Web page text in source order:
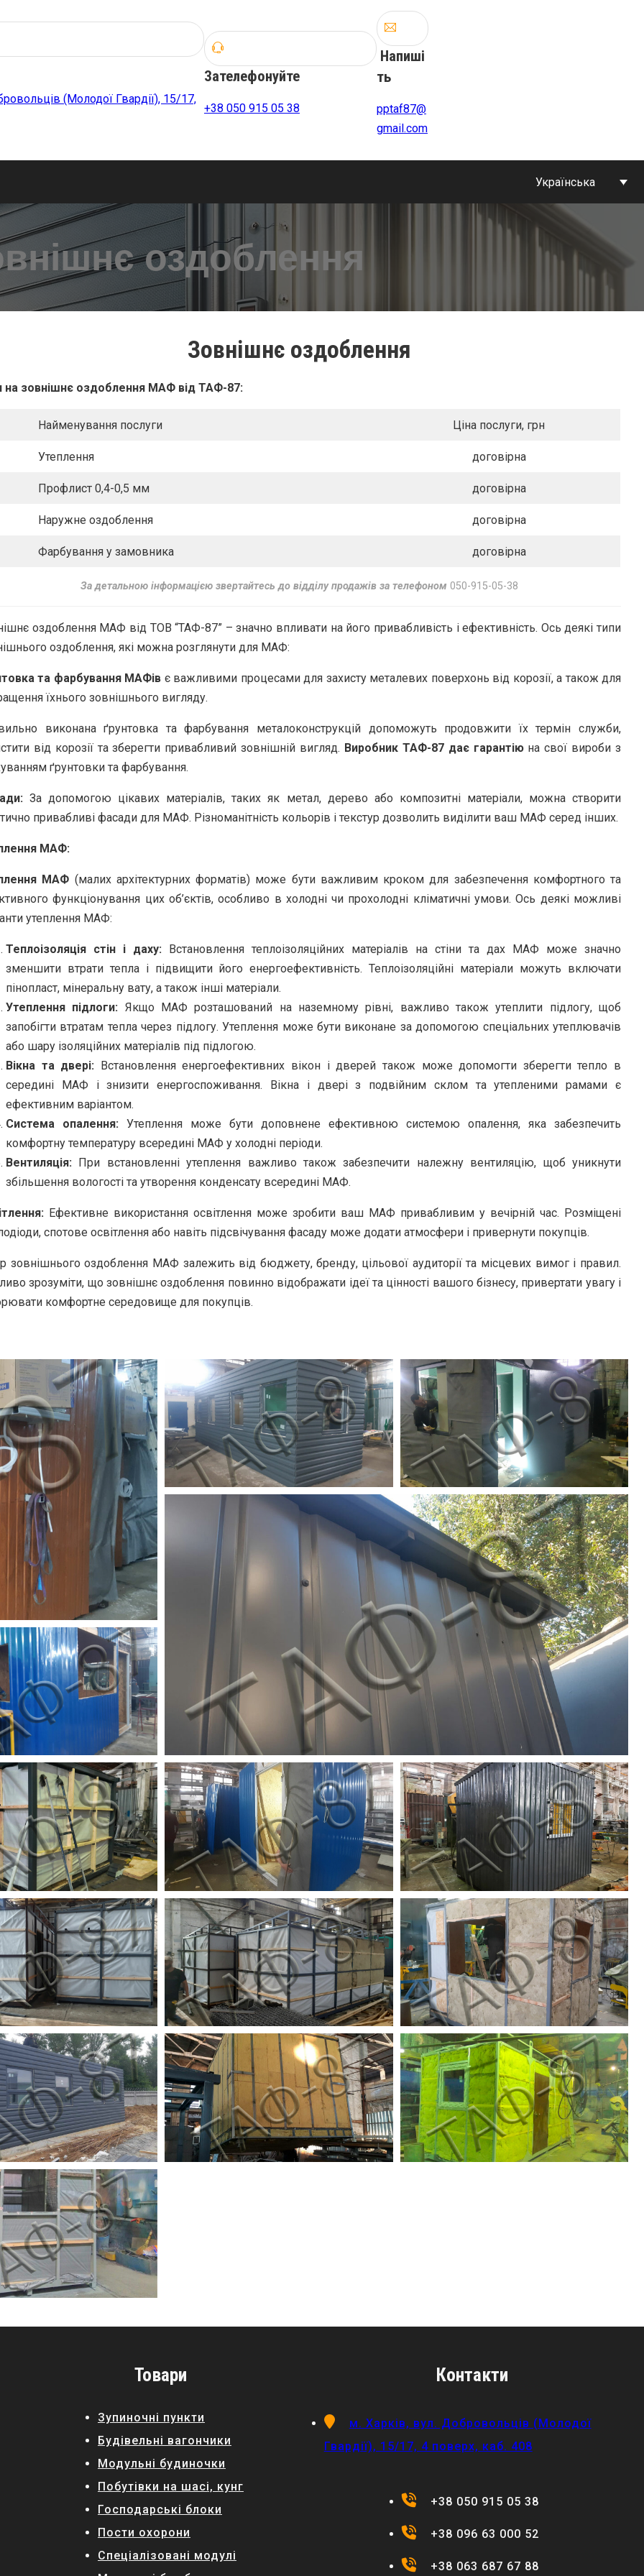
(Молодої Гвардії), 15/17,
Зателефонуйте
+38 050 915 05 38
Напиші
ть
pptaf87@
gmail.com
Українська
оздоблення
Зовнішнє оздоблення
на зовнішнє оздоблення МАФ від ТАФ-87:
Найменування послуги Ціна послуги, грн
Утеплення договірна
Профлист 0,4-0,5 мм договірна
Наружне оздоблення договірна
Фарбування у замовника договірна
За детальною інформацією звертайтесь до відділу продажів за телефоном 050-915-05-38
оздоблення МАФ від ТОВ “ТАФ-87” – значно впливати на його привабливість і ефективність. Ось деякі типи
оздоблення, які можна розглянути для МАФ:
та фарбування МАФів є важливими процесами для захисту металевих поверхонь від корозії, а також для
їхнього зовнішнього вигляду.
виконана ґрунтовка та фарбування металоконструкцій допоможуть продовжити їх термін служби,
від корозії та зберегти привабливий зовнішній вигляд. Виробник ТАФ-87 дає гарантію на свої вироби з
ґрунтовки та фарбування.
За допомогою цікавих матеріалів, таких як метал, дерево або композитні матеріали, можна створити
привабливі фасади для МАФ. Різноманітність кольорів і текстур дозволить виділити ваш МАФ серед інших.
МАФ:
МАФ (малих архітектурних форматів) може бути важливим кроком для забезпечення комфортного та
функціонування цих об’єктів, особливо в холодні чи прохолодні кліматичні умови. Ось деякі можливі
утеплення МАФ:
Теплоізоляція стін і даху: Встановлення теплоізоляційних матеріалів на стіни та дах МАФ може значно
зменшити втрати тепла і підвищити його енергоефективність. Теплоізоляційні матеріали можуть включати
пінопласт, мінеральну вату, а також інші матеріали.
Утеплення підлоги: Якщо МАФ розташований на наземному рівні, важливо також утеплити підлогу, щоб
запобігти втратам тепла через підлогу. Утеплення може бути виконане за допомогою спеціальних утеплювачів
або шару ізоляційних матеріалів під підлогою.
Вікна та двері: Встановлення енергоефективних вікон і дверей також може допомогти зберегти тепло в
середині МАФ і знизити енергоспоживання. Вікна і двері з подвійним склом та утепленими рамами є
ефективним варіантом.
Система опалення: Утеплення може бути доповнене ефективною системою опалення, яка забезпечить
комфортну температуру всередині МАФ у холодні періоди.
Вентиляція: При встановленні утеплення важливо також забезпечити належну вентиляцію, щоб уникнути
збільшення вологості та утворення конденсату всередині МАФ.
Ефективне використання освітлення може зробити ваш МАФ привабливим у вечірній час. Розміщені
спотове освітлення або навіть підсвічування фасаду може додати атмосфери і привернути покупців.
зовнішнього оздоблення МАФ залежить від бюджету, бренду, цільової аудиторії та місцевих вимог і правил.
зрозуміти, що зовнішнє оздоблення повинно відображати ідеї та цінності вашого бізнесу, привертати увагу і
комфортне середовище для покупців.
Товари
Зупиночні пункти
Будівельні вагончики
Модульні будиночки
Побутівки на шасі, кунг
Господарські блоки
Пости охорони
Спеціалізовані модулі
Контакти
м. Харків, вул. Добровольців (Молодої
Гвардії), 15/17, 4 поверх, каб. 408
+38 050 915 05 38
+38 096 63 000 52
+38 063 687 67 88